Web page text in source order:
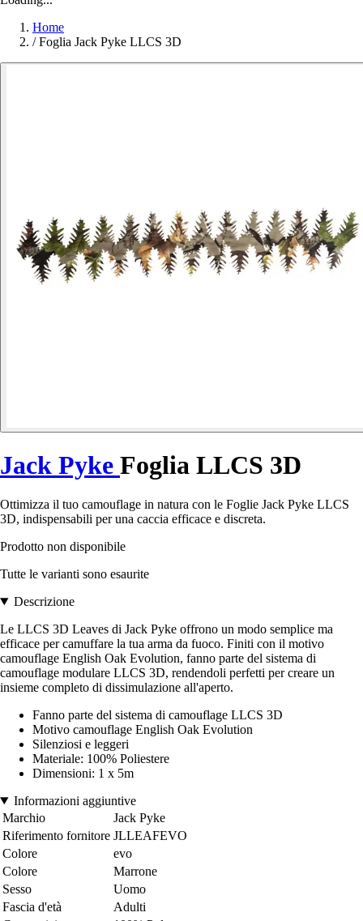
Home
/ Foglia Jack Pyke LLCS 3D
Jack Pyke Foglia LLCS 3D
Ottimizza il tuo camouflage in natura con le Foglie Jack Pyke LLCS
3D, indispensabili per una caccia efficace e discreta.
Prodotto non disponibile
Tutte le varianti sono esaurite
Descrizione
Le LLCS 3D Leaves di Jack Pyke offrono un modo semplice ma
efficace per camuffare la tua arma da fuoco. Finiti con il motivo
camouflage English Oak Evolution, fanno parte del sistema di
camouflage modulare LLCS 3D, rendendoli perfetti per creare un
insieme completo di dissimulazione all'aperto.
Fanno parte del sistema di camouflage LLCS 3D
Motivo camouflage English Oak Evolution
Silenziosi e leggeri
Materiale: 100% Poliestere
Dimensioni: 1 x 5m
Informazioni aggiuntive
Marchio
Jack Pyke
Riferimento fornitore JLLEAFEVO
Colore
evo
Colore
Marrone
Sesso
Uomo
Fascia d'età
Adulti